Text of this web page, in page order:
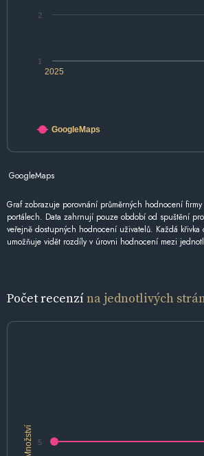
2025
1
2
GoogleMaps
GoogleMaps
Graf zobrazuje porovnání průměrných hodnocení
portálech. Data zahrnují pouze období od spuštění
veřejně dostupných hodnocení uživatelů. Každá
umožňuje vidět rozdíly v úrovni hodnocení mezi
Počet recenzína jednotlivých
Množství 5